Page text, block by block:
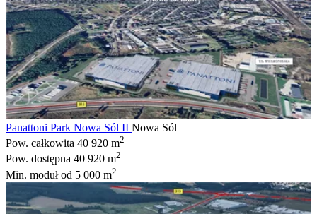
Panattoni Park Nowa Sól II Nowa Sól
Pow. całkowita 40 920 m2
Pow. dostępna 40 920 m2
Min. modułod 5 000 m2